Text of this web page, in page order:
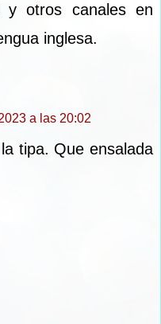
y otros canales en
inglesa.
a las 20:02
tipa. Que ensalada